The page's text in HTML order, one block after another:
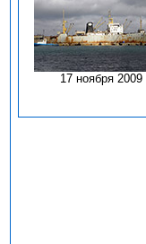
17 ноября 2009